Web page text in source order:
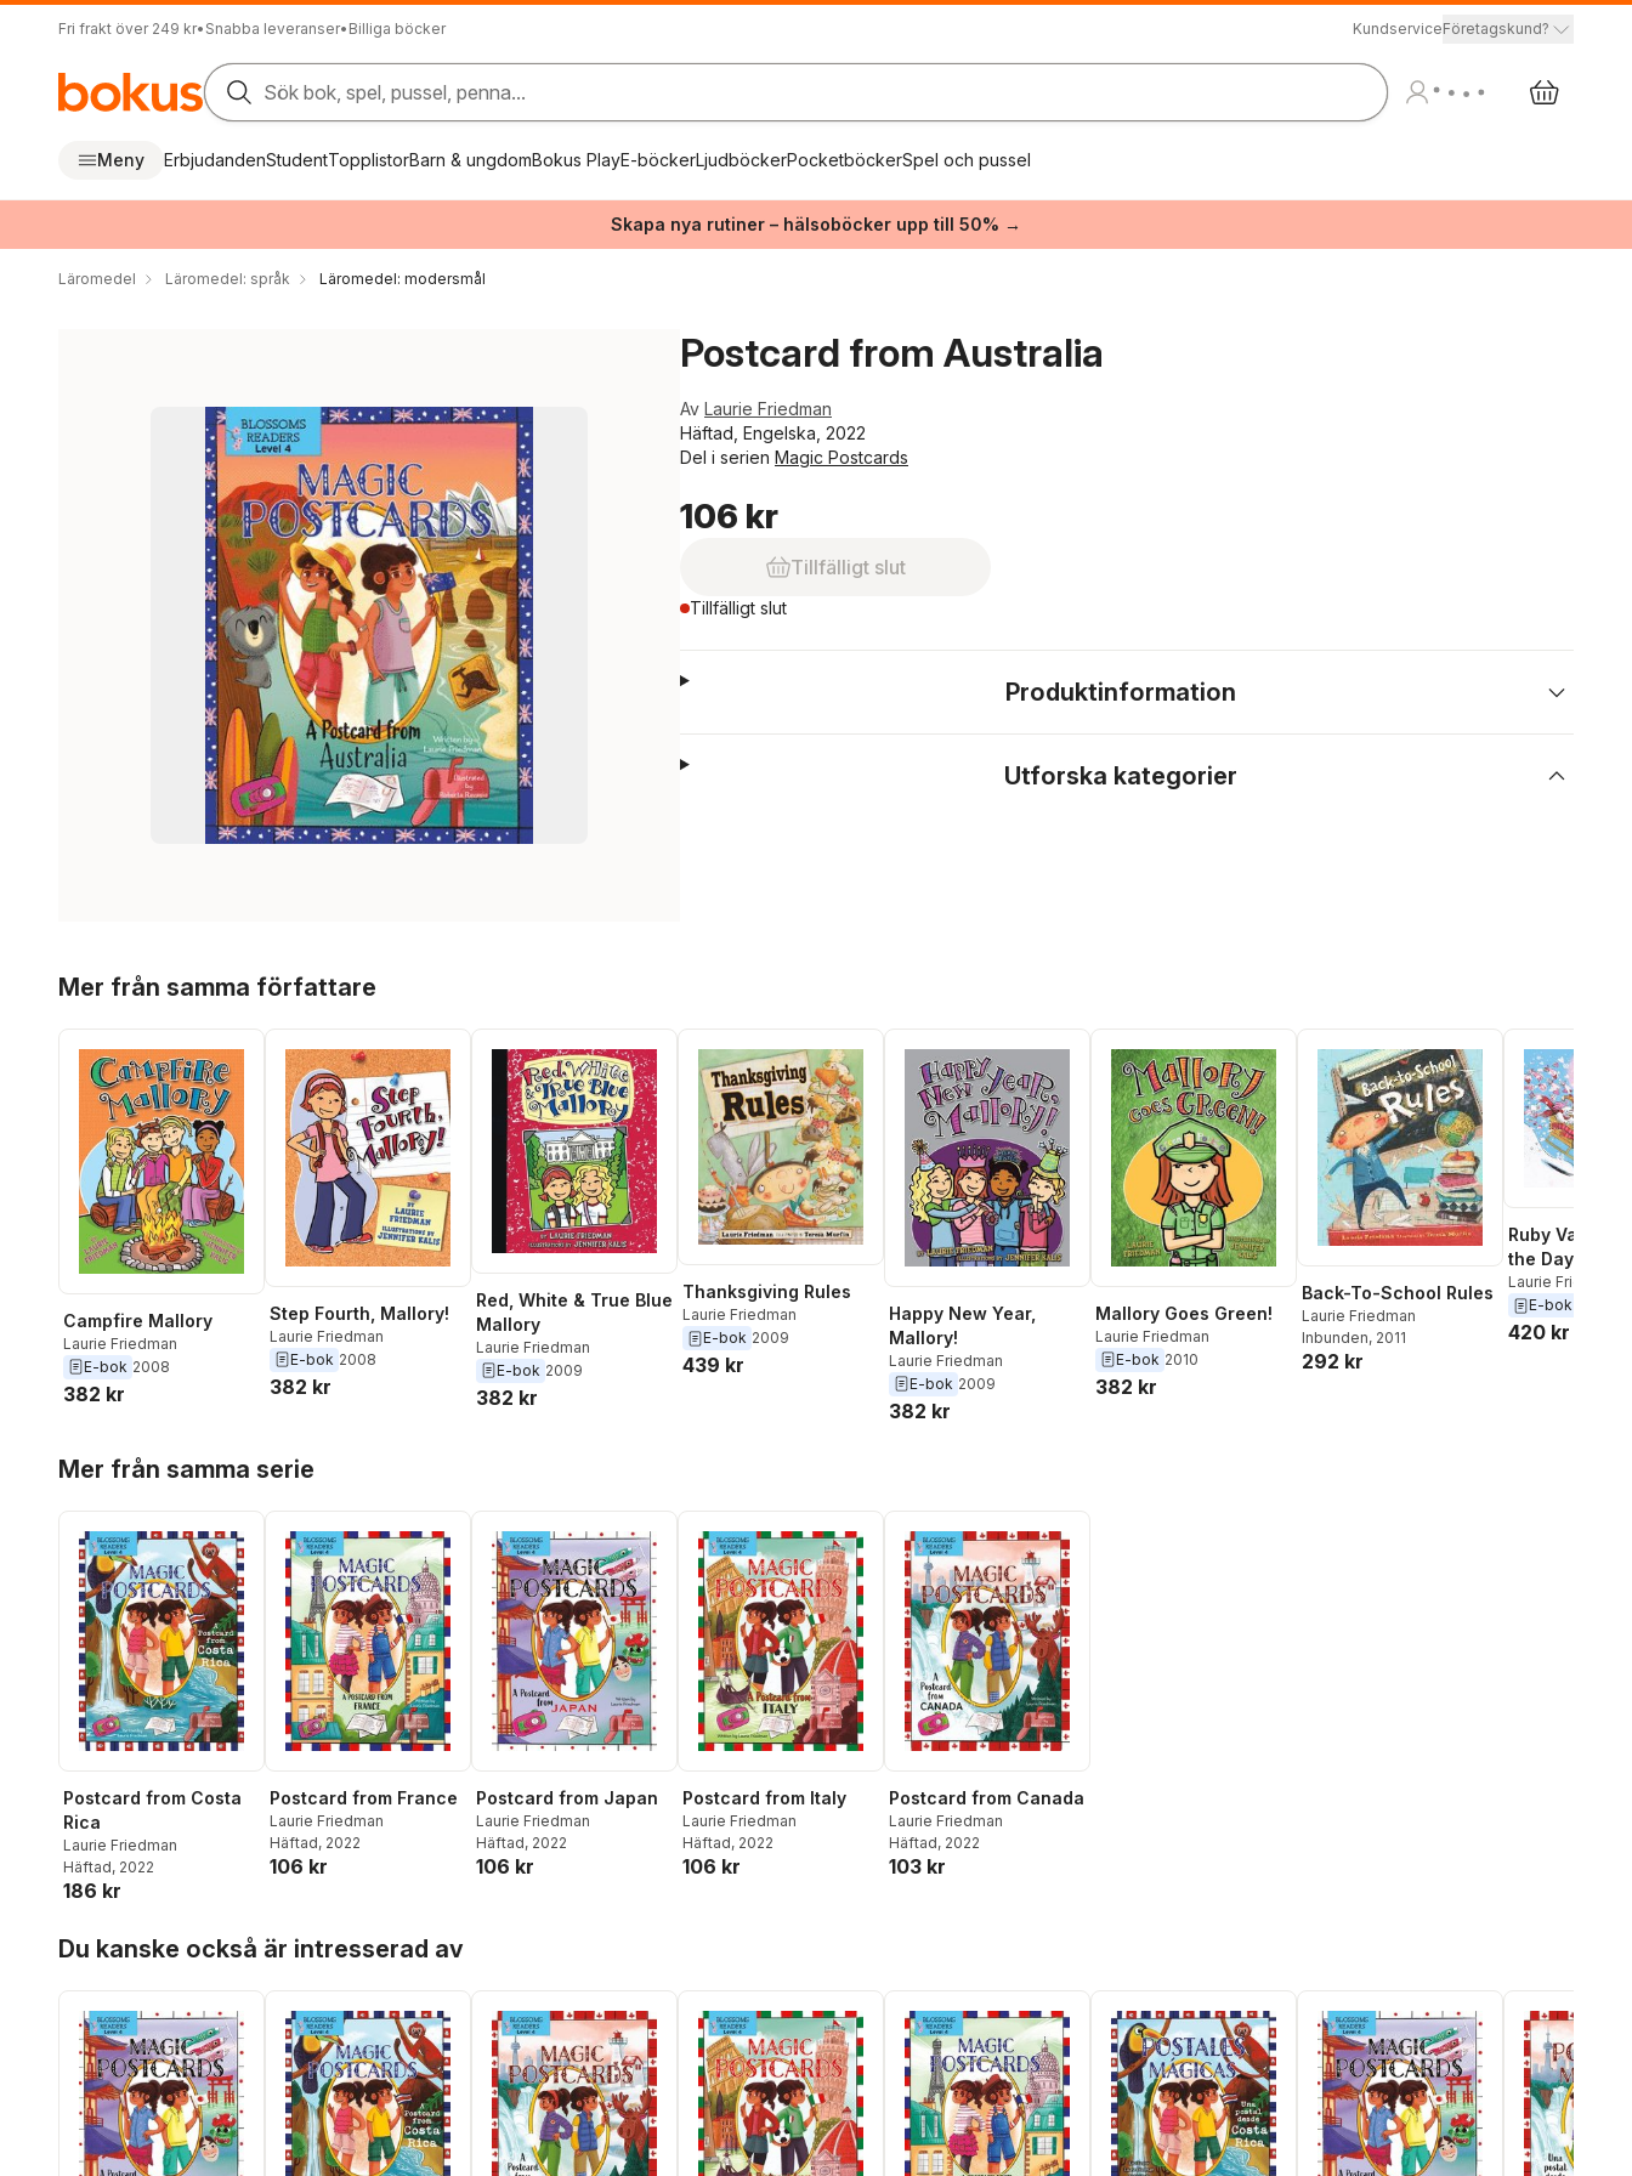
Fri frakt över 249 kr• Snabba leveranser• Billiga böcker KundserviceFöretagskund?
Sök bok, spel, pussel, penna...
Meny ErbjudandenStudentTopplistorBarn & ungdomBokus PlayE-böckerLjudböckerPocketböckerSpel och pussel
Skapa nya rutiner – hälsoböcker upp till 50% →
Läromedel Läromedel: språk Läromedel: modersmål
Postcard from Australia
Av Laurie Friedman
Häftad, Engelska, 2022
Del i serien Magic Postcards
106 kr
Tillfälligt slut
Tillfälligt slut
Produktinformation
Utforska kategorier
Mer från samma författare
Campfire Mallory
Laurie Friedman
E-bok 2008
382 kr
Step Fourth, Mallory!
Laurie Friedman
E-bok 2008
382 kr
Red, White & True Blue
Mallory
Laurie Friedman
E-bok 2009
382 kr
Thanksgiving Rules
Laurie Friedman
E-bok 2009
439 kr
Happy New Year,
Mallory!
Laurie Friedman
E-bok 2009
382 kr
Mallory Goes Green!
Laurie Friedman
E-bok 2010
382 kr
Back-To-School Rules
Laurie Friedman
Inbunden, 2011
292 kr
Ruby
the Day
Laurie Friedman
E-bok
420 kr
Mer från samma serie
Postcard from Costa
Rica
Laurie Friedman
Häftad, 2022
186 kr
Postcard from France
Laurie Friedman
Häftad, 2022
106 kr
Postcard from Japan
Laurie Friedman
Häftad, 2022
106 kr
Postcard from Italy
Laurie Friedman
Häftad, 2022
106 kr
Postcard from Canada
Laurie Friedman
Häftad, 2022
103 kr
Du kanske också är intresserad av